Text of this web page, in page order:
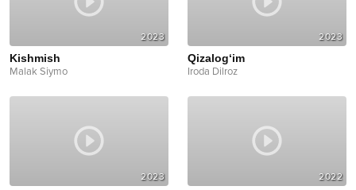
2023
Kishmish
Malak Siymo
2023
Qizalog‘im
Iroda Dilroz
2023 2022